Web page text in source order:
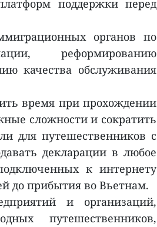
поддержки перед
органов по
реформированию
качества обслуживания
время при прохождении
сложности и сократить
для путешественников с
декларации в любое
к интернету
до прибытия во Вьетнам.
и организаций,
путешественников,